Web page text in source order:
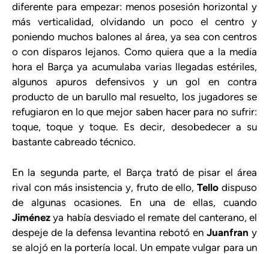
diferente para empezar: menos posesión horizontal y
más verticalidad, olvidando un poco el centro y
poniendo muchos balones al área, ya sea con centros
o con disparos lejanos. Como quiera que a la media
hora el Barça ya acumulaba varias llegadas estériles,
algunos apuros defensivos y un gol en contra
producto de un barullo mal resuelto, los jugadores se
refugiaron en lo que mejor saben hacer para no sufrir:
toque, toque y toque. Es decir, desobedecer a su
bastante cabreado técnico.
En la segunda parte, el Barça trató de pisar el área
rival con más insistencia y, fruto de ello,Tello dispuso
de algunas ocasiones. En una de ellas, cuando
Jiménez ya había desviado el remate del canterano, el
despeje de la defensa levantina rebotó en Juanfran y
se alojó en la portería local. Un empate vulgar para un